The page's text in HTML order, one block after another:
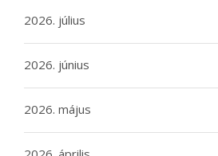
2026. július
2026. június
2026. május